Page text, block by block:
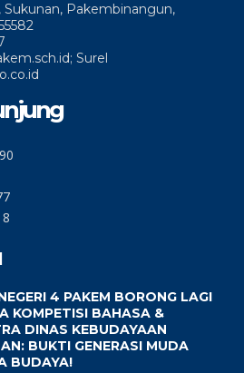
Sukunan, Pakembinangun,
Surel
4 PAKEM BORONG LAGI
KOMPETISI BAHASA &
DINAS KEBUDAYAAN
BUKTI GENERASI MUDA
BUDAYA!